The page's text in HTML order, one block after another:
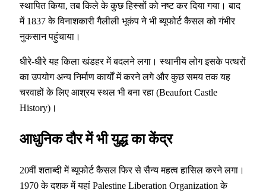
स्थापित किया, तब किले के कुछ हिस्सों को नष्ट कर दिया गया। बाद
में 1837 के विनाशकारी गैलीली भूकंप ने भी ब्यूफोर्ट कैसल को गंभीर
नुकसान पहुंचाया।
धीरे-धीरे यह किला खंडहर में बदलने लगा। स्थानीय लोग इसके पत्थरों
का उपयोग अन्य निर्माण कार्यों में करने लगे और कुछ समय तक यह
चरवाहों के लिए आश्रय स्थल भी बना रहा (Beaufort Castle
History)।
आधुनिक दौर में भी युद्ध का केंद्र
20वीं शताब्दी में ब्यूफोर्ट कैसल फिर से सैन्य महत्व हासिल करने लगा।
1970 के दशक में यहां Palestine Liberation Organization के